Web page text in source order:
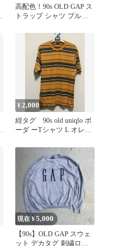
高配色！90s OLD GAP ス
トラップ シャツ ブルー
¥ 2,000
紺タグ 90s old uniqlo ボ
ーダ ーTシャツ L オレン
現在 ¥5,000
【90s】OLD GAP スウェ
ット デカタグ 刺繍ロゴ